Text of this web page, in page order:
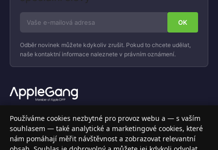
Odběr novinek můžete kdykoliv zrušit. Pokud to chcete udělat,
naše kontaktní informace naleznete v právním oznámení.
Váš specializovaný obchod s Apple produkty, příslušenstvím a
elektronikou. Nakupujte bezpečně a s jistotou.
INFORMACE
Používáme cookies nezbytné pro provoz webu a — s vaším
souhlasem — také analytické a marketingové cookies, které
nám pomáhají měřit návštěvnost a zobrazovat relevantní